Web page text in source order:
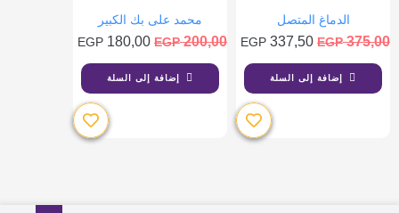
الدماغ المتصل
375,00
EGP
337,50
EGP
إضافة إلى السلة
محمد على بك الكبير
200,00
EGP
180,00
EGP
إضافة إلى السلة